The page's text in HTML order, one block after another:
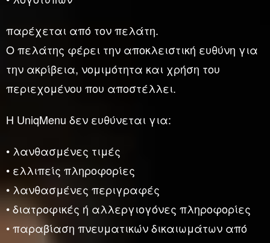
παρέχεται από τον πελάτη.
Ο πελάτης φέρει την αποκλειστική ευθύνη για
την ακρίβεια, νομιμότητα και χρήση του
περιεχομένου που αποστέλλει.
Η UniqMenu δεν ευθύνεται για:
• λανθασμένες τιμές
• ελλιπείς πληροφορίες
• λανθασμένες περιγραφές
• διατροφικές ή αλλεργιογόνες πληροφορίες
• παραβίαση πνευματικών δικαιωμάτων από